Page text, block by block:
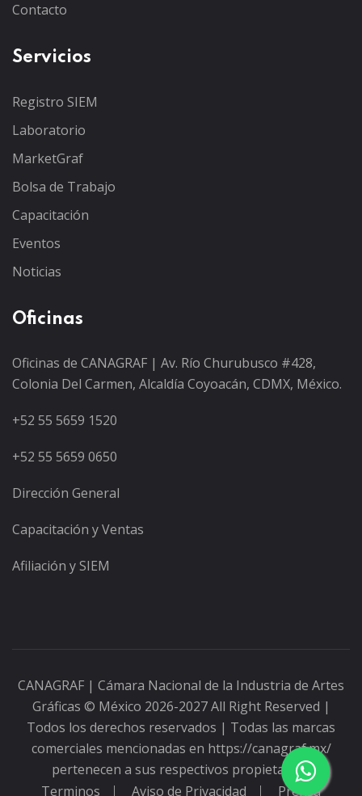
Contacto
Servicios
Registro SIEM
Laboratorio
MarketGraf
Bolsa de Trabajo
Capacitación
Eventos
Noticias
Oficinas
Oficinas de CANAGRAF | Av. Río Churubusco #428,
Colonia Del Carmen, Alcaldía Coyoacán, CDMX, México.
+52 55 5659 1520
+52 55 5659 0650
Dirección General
Capacitación y Ventas
Afiliación y SIEM
CANAGRAF | Cámara Nacional de la Industria de Artes
Gráficas © México 2026-2027 All Right Reserved |
Todos los derechos reservados | Todas las marcas
comerciales mencionadas en https://canagraf.mx/
pertenecen a sus respectivos propietarios.
Terminos
Aviso de Privacidad Prensa